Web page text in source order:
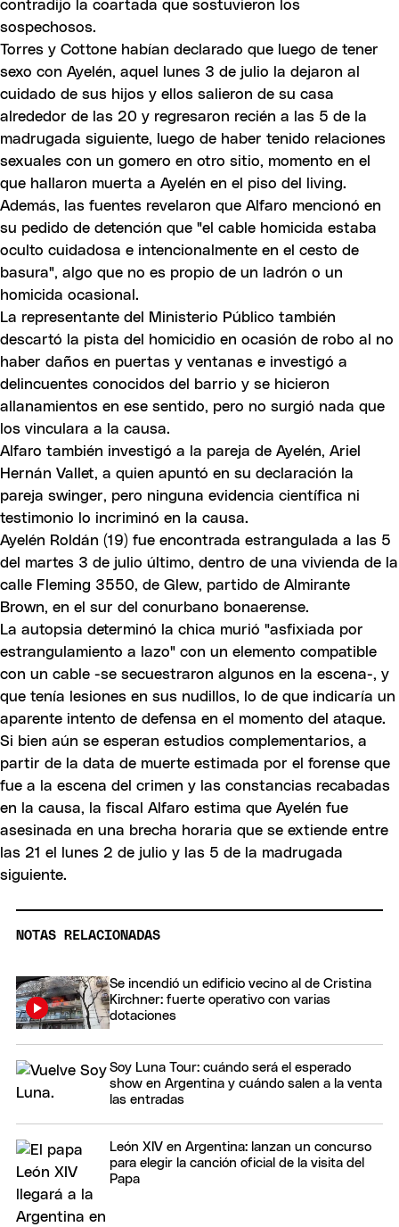
contradijo la coartada que sostuvieron los
sospechosos.
Torres y Cottone habían declarado que luego de tener
sexo con Ayelén, aquel lunes 3 de julio la dejaron al
cuidado de sus hijos y ellos salieron de su casa
alrededor de las 20 y regresaron recién a las 5 de la
madrugada siguiente, luego de haber tenido relaciones
sexuales con un gomero en otro sitio, momento en el
que hallaron muerta a Ayelén en el piso del living.
Además, las fuentes revelaron que Alfaro mencionó en
su pedido de detención que "el cable homicida estaba
oculto cuidadosa e intencionalmente en el cesto de
basura", algo que no es propio de un ladrón o un
homicida ocasional.
La representante del Ministerio Público también
descartó la pista del homicidio en ocasión de robo al no
haber daños en puertas y ventanas e investigó a
delincuentes conocidos del barrio y se hicieron
allanamientos en ese sentido, pero no surgió nada que
los vinculara a la causa.
Alfaro también investigó a la pareja de Ayelén, Ariel
Hernán Vallet, a quien apuntó en su declaración la
pareja swinger, pero ninguna evidencia científica ni
testimonio lo incriminó en la causa.
Ayelén Roldán (19) fue encontrada estrangulada a las 5
del martes 3 de julio último, dentro de una vivienda de la
calle Fleming 3550, de Glew, partido de Almirante
Brown, en el sur del conurbano bonaerense.
La autopsia determinó la chica murió "asfixiada por
estrangulamiento a lazo" con un elemento compatible
con un cable -se secuestraron algunos en la escena-, y
que tenía lesiones en sus nudillos, lo de que indicaría un
aparente intento de defensa en el momento del ataque.
Si bien aún se esperan estudios complementarios, a
partir de la data de muerte estimada por el forense que
fue a la escena del crimen y las constancias recabadas
en la causa, la fiscal Alfaro estima que Ayelén fue
asesinada en una brecha horaria que se extiende entre
las 21 el lunes 2 de julio y las 5 de la madrugada
siguiente.
NOTAS RELACIONADAS
Se incendió un edificio vecino al de Cristina
Kirchner: fuerte operativo con varias
dotaciones
Soy Luna Tour: cuándo será el esperado
show en Argentina y cuándo salen a la venta
las entradas
León XIV en Argentina: lanzan un concurso
para elegir la canción oficial de la visita del
Papa